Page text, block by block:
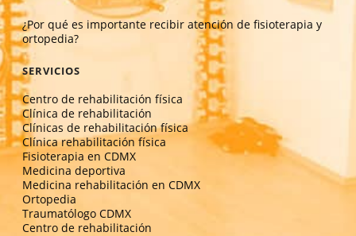
¿Por qué es importante recibir atención de fisioterapia y
ortopedia?
SERVICIOS
Centro de rehabilitación física
Clínica de rehabilitación
Clínicas de rehabilitación física
Clínica rehabilitación física
Fisioterapia en CDMX
Medicina deportiva
Medicina rehabilitación en CDMX
Ortopedia
Traumatólogo CDMX
Centro de rehabilitación